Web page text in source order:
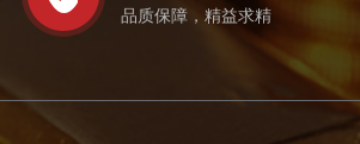
品质保障，精益求精